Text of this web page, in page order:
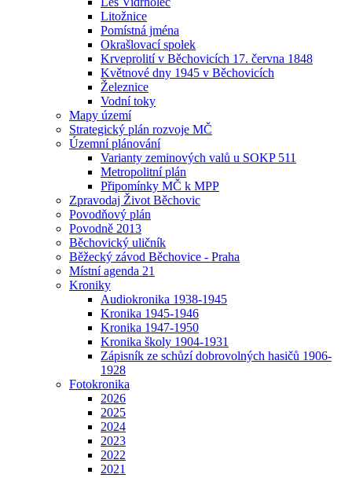
Litožnice
Pomístná jména
Okrašlovací spolek
Krveprolití v Běchovicích 17. června 1848
Květnové dny 1945 v Běchovicích
Železnice
Vodní toky
Mapy území
Strategický plán rozvoje MČ
Územní plánování
Varianty zeminových valů u SOKP 511
Metropolitní plán
Připomínky MČ k MPP
Zpravodaj Život Běchovic
Povodňový plán
Povodně 2013
Běchovický uličník
Běžecký závod Běchovice - Praha
Místní agenda 21
Kroniky
Audiokronika 1938-1945
Kronika 1945-1946
Kronika 1947-1950
Kronika školy 1904-1931
Zápisník ze schůzí dobrovolných hasičů 1906-
1928
Fotokronika
2026
2025
2024
2023
2022
2021